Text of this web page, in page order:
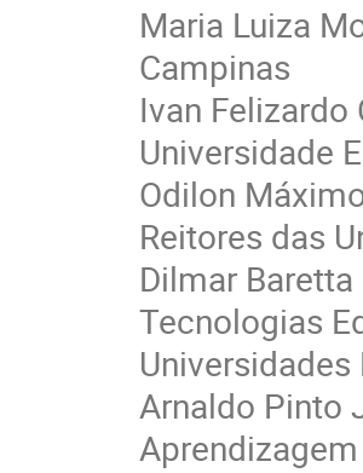
Maria Luiza
Campinas
Ivan Felizardo
Universidade
Odilon
Reitores das
Dilmar
Tecnologias
Arnaldo Pinto